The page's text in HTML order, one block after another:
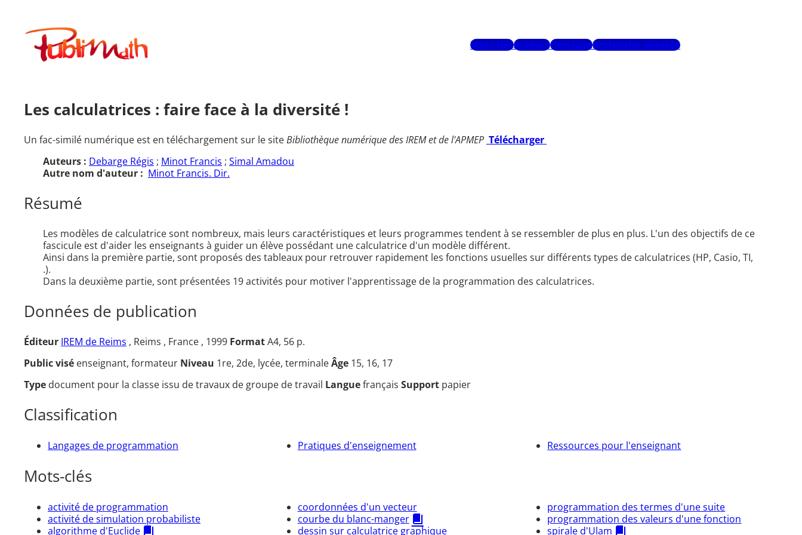
contenuPublimath
Mots-clésAuteursGlossaireRecherche avancée
Les calculatrices : faire face à la diversité !
Un fac-similé numérique est en téléchargement sur le siteBibliothèque numérique des IREM et de l'APMEP Télécharger
Auteurs : Debarge Régis ; Minot Francis ; Simal Amadou
Autre nom d'auteur : Minot Francis. Dir.
Résumé
Les modèles de calculatrice sont nombreux, mais leurs caractéristiques et leurs programmes tendent à se ressembler de plus en plus. L'un des objectifs de ce
fascicule est d'aider les enseignants à guider un élève possédant une calculatrice d'un modèle différent.
Ainsi dans la première partie, sont proposés des tableaux pour retrouver rapidement les fonctions usuelles sur différents types de calculatrices (HP, Casio, TI,
.).
Dans la deuxième partie, sont présentées 19 activités pour motiver l'apprentissage de la programmation des calculatrices.
Données de publication
Éditeur IREM de Reims , Reims , France , 1999 FormatA4, 56 p.
Public visé enseignant, formateur Niveau 1re, 2de, lycée, terminaleÂge 15, 16, 17
Type document pour la classe issu de travaux de groupe de travail Languefrançais Support papier
Classification
Langages de programmation Pratiques d'enseignement Ressources pour l'enseignant
Mots-clés
activité de programmation
activité de simulation probabiliste
algorithme d'Euclide
coordonnées d'un vecteur
courbe du blanc-manger
dessin sur calculatrice graphique
programmation des termes d'une suite
programmation des valeurs d'une fonction
spirale d'Ulam